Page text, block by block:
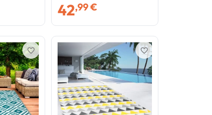
42,99 €
favorite_border favorite_border